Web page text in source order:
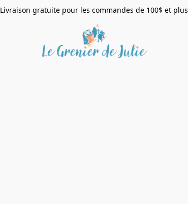
Livraison gratuite pour les commandes de 100$ et plus